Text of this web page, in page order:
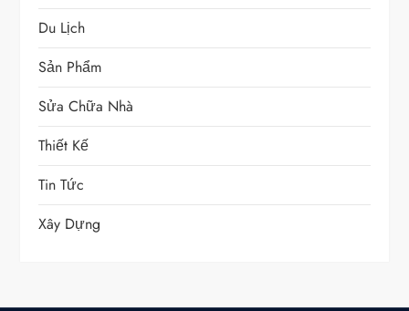
Du Lịch
Sản Phẩm
Sửa Chữa Nhà
Thiết Kế
Tin Tức
Xây Dựng